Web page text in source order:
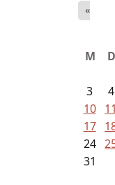
«
M D
3
4
10
11
17
24
31